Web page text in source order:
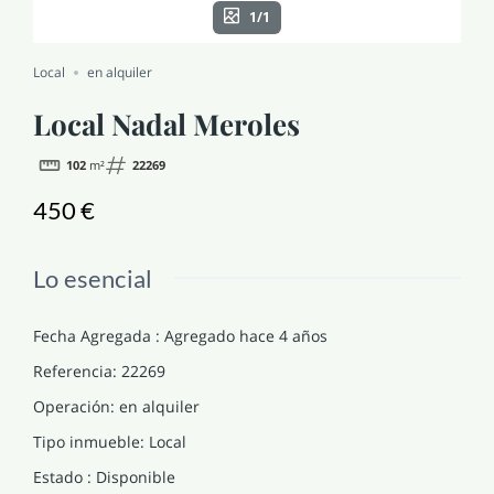
PERFIL
1/1
Local en alquiler
Local Nadal Meroles
102 m² 22269
450 €
Lo esencial
Fecha Agregada : Agregado hace 4 años
Referencia: 22269
Operación: en alquiler
Tipo inmueble: Local
Estado : Disponible